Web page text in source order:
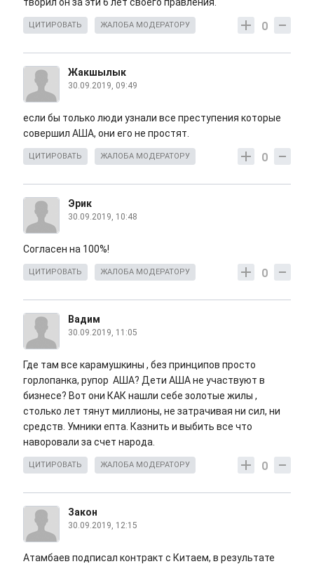
0
ЦИТИРОВАТЬ ЖАЛОБА МОДЕРАТОРУ
Жакшылык
30.09.2019, 09:49
если бы только люди узнали все преступения которые
совершил АША, они его не простят.
0
ЦИТИРОВАТЬ ЖАЛОБА МОДЕРАТОРУ
Эрик
30.09.2019, 10:48
Согласен на 100%!
0
ЦИТИРОВАТЬ ЖАЛОБА МОДЕРАТОРУ
Вадим
30.09.2019, 11:05
Где там все карамушкины , без принципов просто
горлопанка, рупор АША? Дети АША не участвуют в
бизнесе? Вот они КАК нашли себе золотые жилы ,
столько лет тянут миллионы, не затрачивая ни сил, ни
средств. Умники епта. Казнить и выбить все что
наворовали за счет народа.
0
ЦИТИРОВАТЬ ЖАЛОБА МОДЕРАТОРУ
Закон
30.09.2019, 12:15
Атамбаев подписал контракт с Китаем, в результате